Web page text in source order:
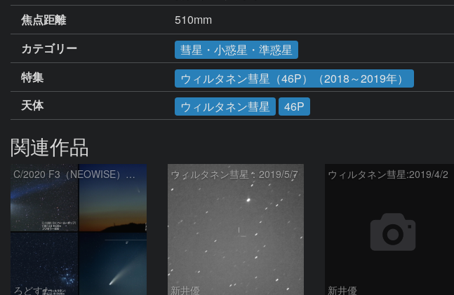
焦点距離
510mm
カテゴリー
彗星・小惑星・準惑星
特集
ウィルタネン彗星（46P）（2018～2019年）
天体
ウィルタネン彗星 46P
関連作品
C/2020 F3（NEOWISE）の大きさを比較（180mmレンズ）
ろどすた
ウィルタネン彗星：2019/5/7
新井優
ウィルタネン彗星:2019/4/2
新井優